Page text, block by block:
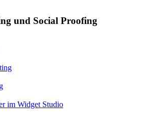
und Social Proofing
im Widget Studio